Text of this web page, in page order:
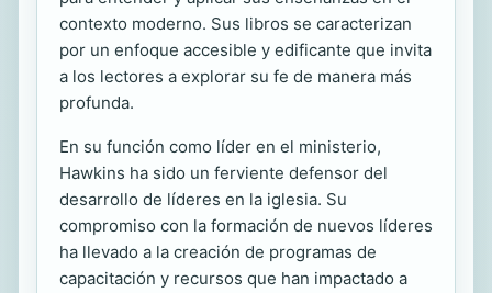
contexto moderno. Sus libros se caracterizan
por un enfoque accesible y edificante que invita
a los lectores a explorar su fe de manera más
profunda.
En su función como líder en el ministerio,
Hawkins ha sido un ferviente defensor del
desarrollo de líderes en la iglesia. Su
compromiso con la formación de nuevos líderes
ha llevado a la creación de programas de
capacitación y recursos que han impactado a